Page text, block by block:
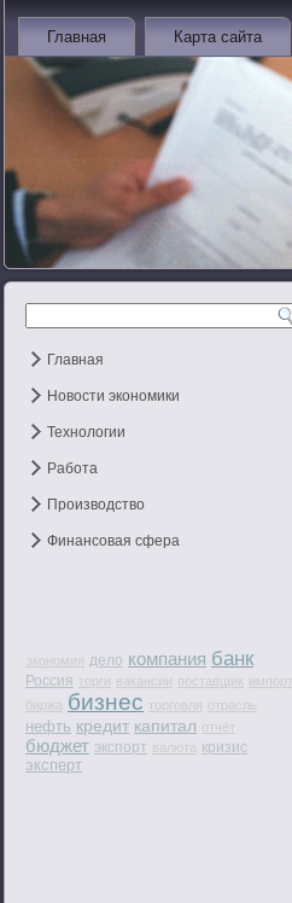
Главная Карта сайта
Главная
Новости экономики
Технологии
Работа
Производство
Финансовая сфера
экономия дело компания банк
Россия торги вакансии поставщик импорт
биржа бизнес торговля отрасль
нефть кредит капитал отчёт
бюджет экспорт валюта кризис
эксперт